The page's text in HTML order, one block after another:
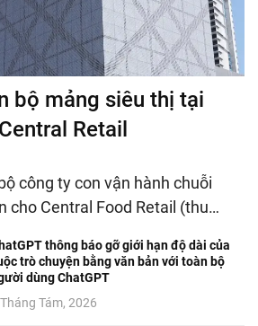
bộ mảng siêu thị tại
Retail
công ty con vận hành chuỗi
cho Central Food Retail (thu…
thông báo gỡ giới hạn độ dài của
trò chuyện bằng văn bản với toàn bộ
dùng ChatGPT
Tám, 2026